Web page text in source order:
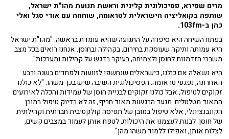
מרים שפירא, פסיכולוגית קלינית וראשת תנועת מהו"ת ישראל,
שותפה בקואליציה הישראלית לטראומה, שוחחה עם אודי סגל ואלי
כהן ב-103fm.
בפתח השיחה היא סיפרה על התנועה שהיא עומדת בראשה: "מהו"ת ישראל
היא עמותה ותיקה שעוסקת בחירום, בקהילה ובחוסן. אנחנו רואים בכל מצב
משברי הזדמנות לחוסן ולצמיחה, בעיקר בדגש על קהילות ומערכות".
היא נשאלה אם כולנו, כישראלים שנחשפו לזוועות ולפחדים בשנה ורבע
האחרונה, נפגעי טראומה. הפסיכולוגית השיבה שיש בכך משהו: "לא כולנו
זקוקים לטיפול, אבל כולנו זקוקים לבניית חוסן של עמידות והכלה לאירועים
המאוד מטלטלים. מנעד הרגשות מאוד חריף, זה לא בדיוק טיפול במובן
הקונבנציונלי, אלא טיפול במובן של תפיסה קולקטיבית חברתית וקהילתית
של חוסן. לבנות לעצמנו את היכולות, לטפח אותן לעמוד במצבים קשים,
לצלוח אותן, ואפילו ללמוד משהו מהן".